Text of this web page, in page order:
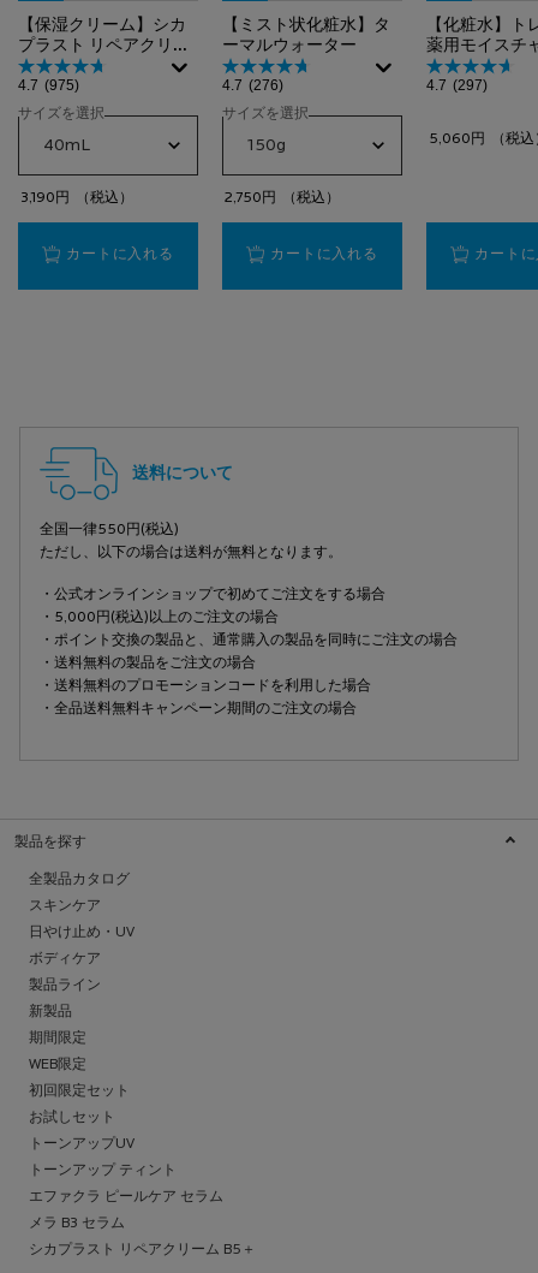
【保湿クリーム】シカ
プラスト リペアクリー
ム B5+​
4.7 (975)
サイズを選択
3,190円 （税込）
カートに入れる 【保湿クリーム】シカプラスト リペアクリーム
【ミスト状化粧水】タ
ーマルウォーター
4.7 (276)
サイズを選択
2,750円 （税込）
カートに入れる 【ミスト状化粧水】
【化粧水】ト
薬用モイスチ
ション
4.7 (297)
5,060円 （税
カート
送料について
全国一律550円(税込)
ただし、以下の場合は送料が無料となります。
・公式オンラインショップで初めてご注文をする場合
・5,000円(税込)以上のご注文の場合
・ポイント交換の製品と、通常購入の製品を同時にご注文の場合
・送料無料の製品をご注文の場合
・送料無料のプロモーションコードを利用した場合
・全品送料無料キャンペーン期間のご注文の場合
製品を探す
全製品カタログ
スキンケア
日やけ止め・UV
ボディケア
製品ライン
新製品
期間限定
WEB限定
初回限定セット
お試しセット
トーンアップUV
トーンアップ ティント
エファクラ ピールケア セラム
メラ B3 セラム
シカプラスト リペアクリーム B5＋